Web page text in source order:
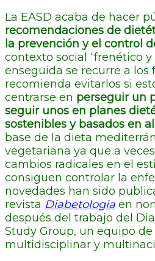
La EASD acaba de hacer
recomendaciones de
la prevención y el control
contexto social “frenético
enseguida se recurre a los
recomienda evitarlos si
centrarse en perseguir un
seguir unos en planes
sostenibles y basados en
base de la dieta
vegetariana ya que a
cambios radicales en el
consiguen controlar la
novedades han sido
revista Diabetologia en
después del trabajo del
Study Group, un equipo
multidisciplinar y